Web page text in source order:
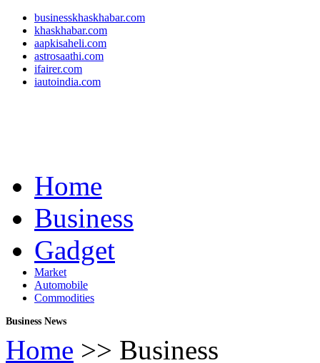
businesskhaskhabar.com
khaskhabar.com
aapkisaheli.com
astrosaathi.com
ifairer.com
iautoindia.com
Home
Business
Gadget
Market
Automobile
Commodities
Business News
Home >> Business